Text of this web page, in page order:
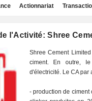
Actionnariat
l'Activité: Shree
Shree Cement
ciment. En outre,
d'électricité. Le CA par
- production de ciment